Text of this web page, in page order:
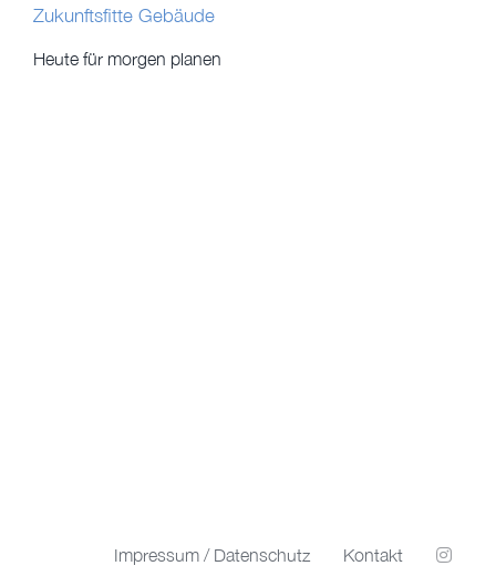
Zukunftsfitte Gebäude
Heute für morgen planen
Impressum / Datenschutz Kontakt